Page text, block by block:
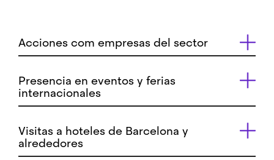
Acciones com empresas del sector
Presencia en eventos y ferias
internacionales
Visitas a hoteles de Barcelona y
alrededores